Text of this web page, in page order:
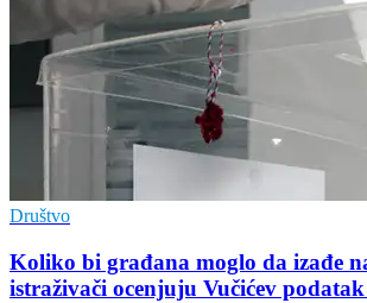
Društvo
Koliko bi građana moglo da izađe
istraživači ocenjuju Vučićev